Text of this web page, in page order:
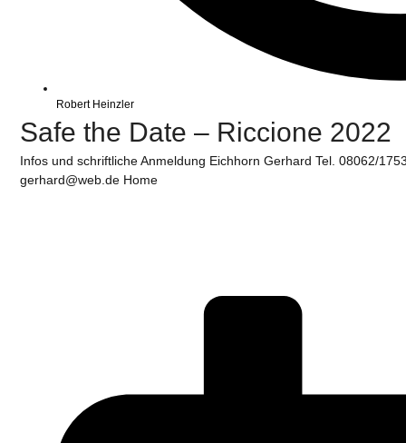
Robert Heinzler
Safe the Date – Riccione 2022
Infos und schriftliche Anmeldung Eichhorn Gerhard Tel. 08062/
gerhard@web.de Home